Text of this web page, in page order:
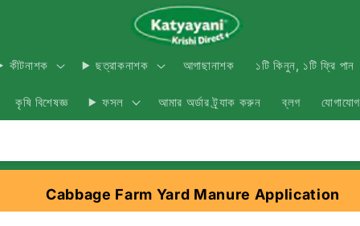
কীটনাশক ছত্রাকনাশক আগাছানাশক ১টি কিনুন, ১টি ফ্রি পান
কৃষি বিশেষজ্ঞ ফসল আমার অর্ডার ট্র্যাক করুন ব্লগ যোগাযোগ
Cabbage Farm Yard Manure Application